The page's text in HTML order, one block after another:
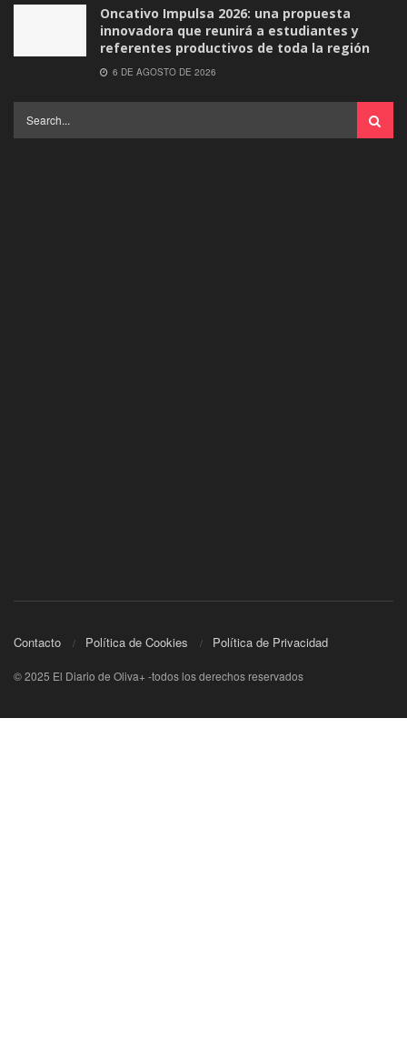
Oncativo Impulsa 2026: una propuesta
innovadora que reunirá a estudiantes y
referentes productivos de toda la región
6 DE AGOSTO DE 2026
Contacto Política de Cookies Política de Privacidad
© 2025 El Diario de Oliva+ -todos los derechos reservados